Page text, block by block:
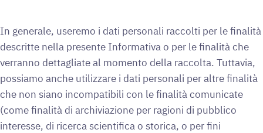
In generale, useremo i dati personali raccolti per le finalità
descritte nella presente Informativa o per le finalità che
verranno dettagliate al momento della raccolta. Tuttavia,
possiamo anche utilizzare i dati personali per altre finalità
che non siano incompatibili con le finalità comunicate
(come finalità di archiviazione per ragioni di pubblico
interesse, di ricerca scientifica o storica, o per fini